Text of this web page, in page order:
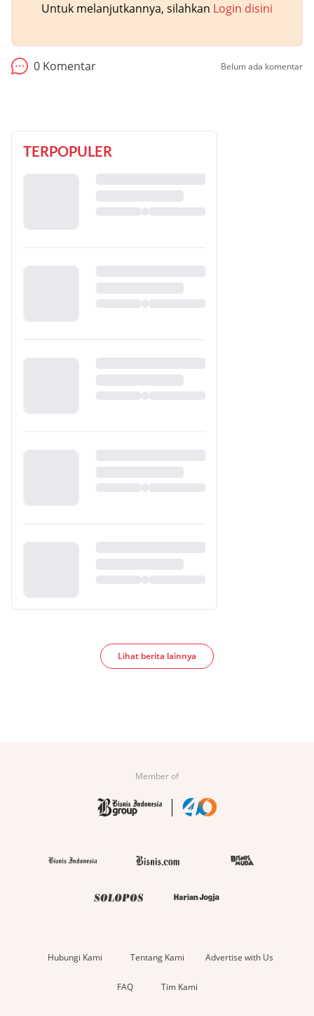
Untuk melanjutkannya, silahkan Login disini
0 Komentar Belum ada komentar
TERPOPULER
Lihat berita lainnya
Member of
Hubungi Kami Tentang Kami Advertise with Us
FAQ Tim Kami